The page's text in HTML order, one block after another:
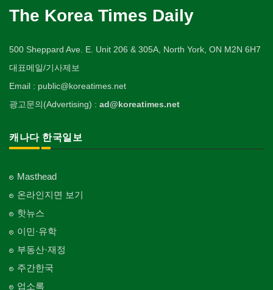
The Korea Times Daily
500 Sheppard Ave. E. Unit 206 & 305A, North York, ON M2N 6H7
대표메일/기사제보
Email : public@koreatimes.net
광고문의(Advertising) : ad@koreatimes.net
캐나다 한국일보
Masthead
온라인지면 보기
핫뉴스
이민·유학
부동산·재정
주간한국
업소록